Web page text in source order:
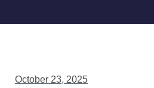
October 23, 2025